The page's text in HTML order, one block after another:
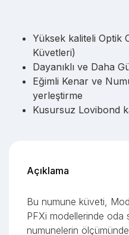
Yüksek kaliteli Optik
Küvetleri)
Dayanıklı ve Daha
Eğimli Kenar ve
yerleştirme
Kusursuz Lovibond
Açıklama
Bu numune küveti,
PFXi modellerinde oda
numunelerin